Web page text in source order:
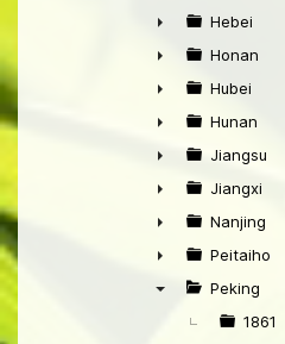
►
►
Hebei
►
Honan
►
Hubei
►
Hunan
►
Jiangsu
►
Jiangxi
►
Nanjing
►
Peitaiho
Peking
1861